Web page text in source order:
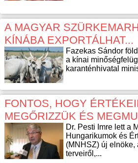
A MAGYAR
KÍNÁBA EXPORTÁLHAT...
Fazekas Sándor
a kínai
karanténhivatal
FONTOS, HOGY
MEGŐRIZZÜK ÉS
Dr. Pesti Imre lett a
Hungarikumok és
(MNHSZ) új elnöke,
terveiről,...